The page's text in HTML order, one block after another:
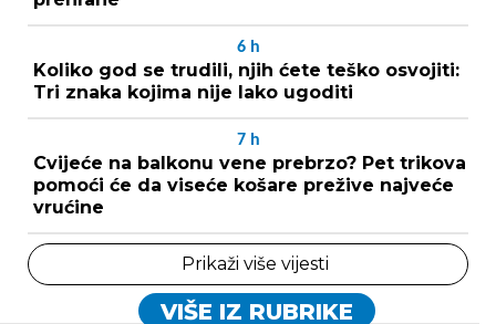
6 h
Koliko god se trudili, njih ćete teško osvojiti:
Tri znaka kojima nije lako ugoditi
7 h
Cvijeće na balkonu vene prebrzo? Pet trikova
pomoći će da viseće košare prežive najveće
vrućine
Prikaži više vijesti
VIŠE IZ RUBRIKE